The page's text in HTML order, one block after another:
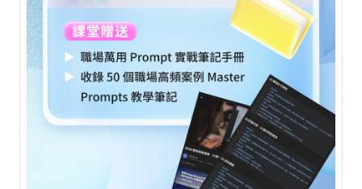
AI 創意廣告服務
聯絡我們